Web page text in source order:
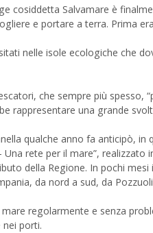
cosiddetta Salvamare è
e portare a terra. Prima
nelle isole ecologiche che
che sempre più spesso,
rappresentare una grande
qualche anno fa anticipò, in
rete per il mare”, realizzato
della Regione. In pochi mesi
da nord a sud, da
regolarmente e senza
nei porti.